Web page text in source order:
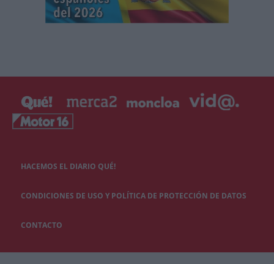
HACEMOS EL DIARIO QUÉ!
CONDICIONES DE USO Y POLÍTICA DE PROTECCIÓN DE DATOS
CONTACTO